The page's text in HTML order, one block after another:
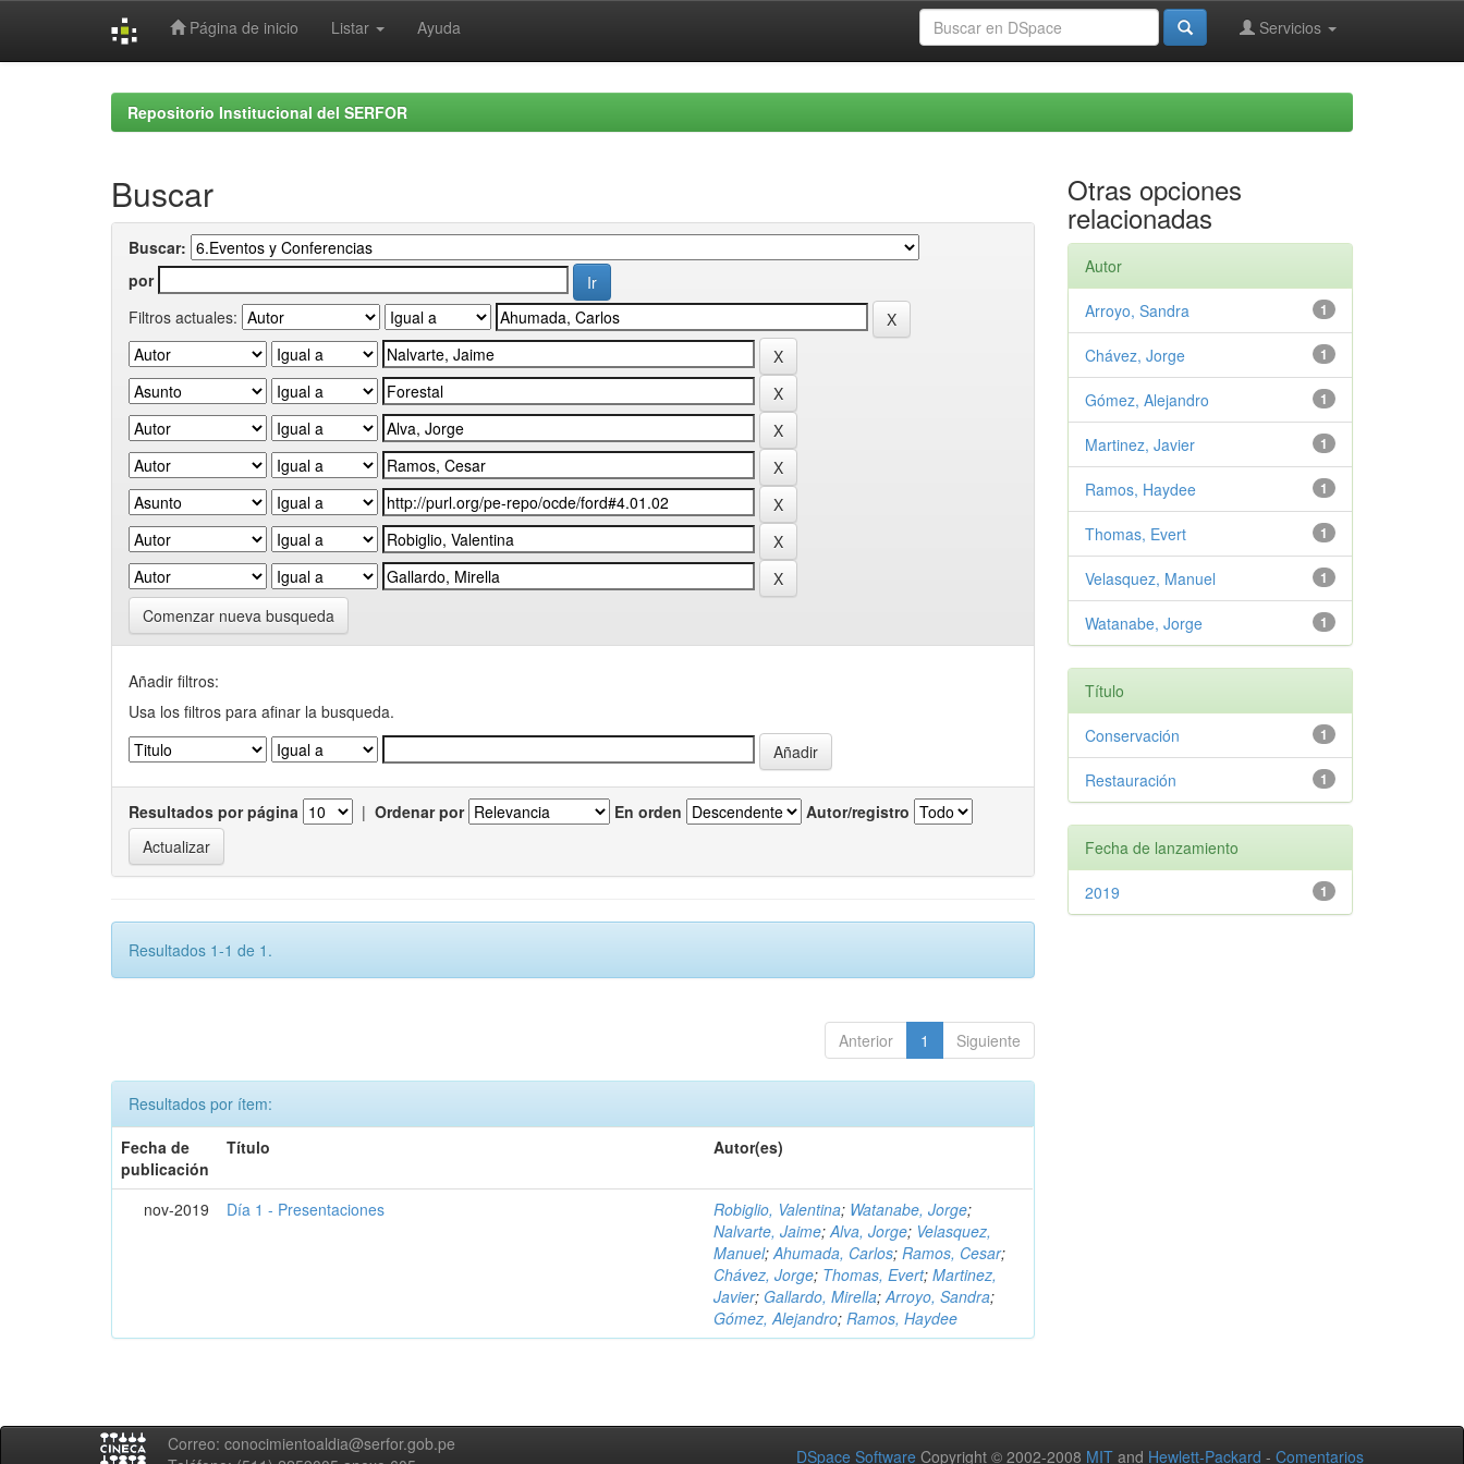
Página de inicio Listar Ayuda Servicios
Repositorio Institucional del SERFOR
Buscar
Buscar:
por
Filtros actuales:
Comenzar nueva busqueda
Añadir filtros:
Usa los filtros para afinar la busqueda.
Resultados por página | Ordenar por En orden Autor/registro
Resultados 1-1 de 1.
Anterior 1 Siguiente
Resultados por ítem:
Fecha de
publicación
Título Autor(es)
nov-2019 Día 1 - Presentaciones Robiglio, Valentina; Watanabe, Jorge;
Nalvarte, Jaime;Alva, Jorge; Velasquez,
Manuel;Ahumada, Carlos;Ramos, Cesar;
Chávez, Jorge; Thomas, Evert;Martinez,
Javier; Gallardo, Mirella;Arroyo, Sandra;
Gómez, Alejandro;Ramos, Haydee
Otras opciones
relacionadas
Autor
1
Arroyo, Sandra
1
Chávez, Jorge
1
Gómez, Alejandro
1
Martinez, Javier
1
Ramos, Haydee
1
Thomas, Evert
1
Velasquez, Manuel
1
Watanabe, Jorge
Título
1
Conservación
1
Restauración
Fecha de lanzamiento
1
2019
Correo: conocimientoaldia@serfor.gob.pe
DSpace Software Copyright © 2002-2008 MIT and Hewlett-Packard - Comentarios